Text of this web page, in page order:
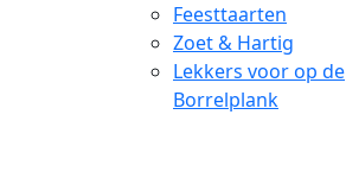
Feesttaarten
Zoet & Hartig
Lekkers voor op de
Borrelplank